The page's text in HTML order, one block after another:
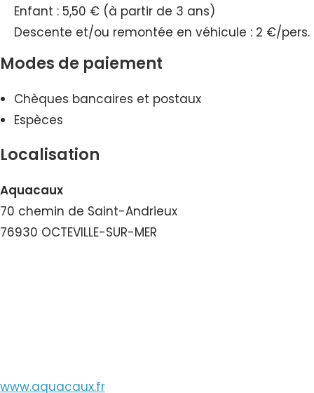
Enfant : 5,50 € (à partir de 3 ans)
Descente et/ou remontée en véhicule : 2 €/pers.
Modes de paiement
Chèques bancaires et postaux
Espèces
Localisation
Aquacaux
70 chemin de Saint-Andrieux
76930 OCTEVILLE-SUR-MER
www.aquacaux.fr